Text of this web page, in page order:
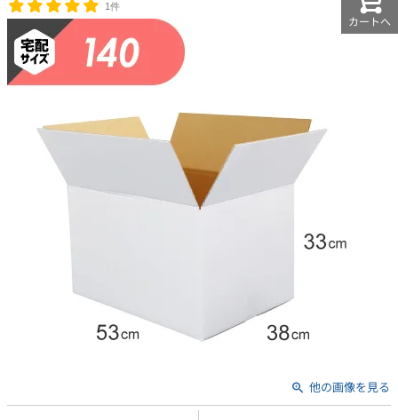
1件
他の画像を見る
カートへ